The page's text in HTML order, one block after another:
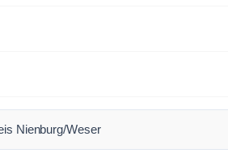
Nienburg/Weser